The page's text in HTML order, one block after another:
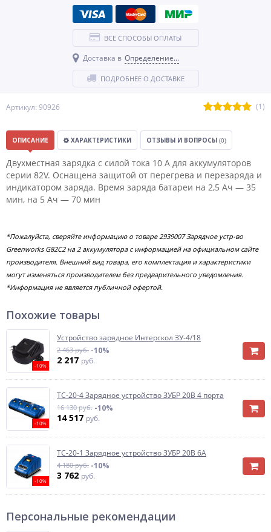
Артикул: 90926 (1)
ВСЕ СПОСОБЫ ОПЛАТЫ
Доставка в Определение...
ПОДРОБНЕЕ О ДОСТАВКЕ
ОПИСАНИЕ ХАРАКТЕРИСТИКИ ОТЗЫВЫ И ВОПРОСЫ (0)
Двухместная зарядка с силой тока 10 А для аккумуляторов
серии 82V. Оснащена защитой от перегрева и перезаряда и
индикатором заряда. Время заряда батареи на 2,5 Ач — 35
мин, на 5 Ач — 70 мин
*Пожалуйста, сверяйте информацию о товаре 2939007 Зарядное устр-во
Greenworks G82C2 на 2 аккумулятора с информацией на официальном сайте
производителя. Внешний вид товара, его комплектация и характеристики
могут изменяться производителем без предварительного уведомления.
*Информация не является публичной офертой.
Похожие товары
-10%
Устройство зарядное Интерскол ЗУ-4/18
2 463 руб. -10%
2 217 руб.
-10%
ТС-20-4 Зарядное устройство ЗУБР 20В 4 порта
16 130 руб. -10%
14 517 руб.
-10%
ТС-20-1 Зарядное устройство ЗУБР 20В 6А
4 180 руб. -10%
3 762 руб.
Персональные рекомендации